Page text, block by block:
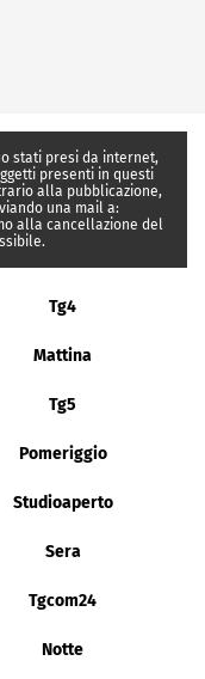
stati presi da internet,
presenti in questi
alla pubblicazione,
una mail a:
alla cancellazione del
Tg4
Mattina
Tg5
Pomeriggio
Studioaperto
Sera
Tgcom24
Notte